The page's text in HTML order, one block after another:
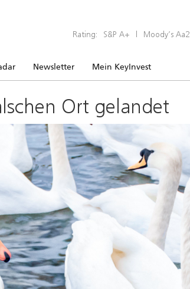
Rating: S&P A+ | Moody’s Aa2
Newsletter Mein KeyInvest
Ort gelandet